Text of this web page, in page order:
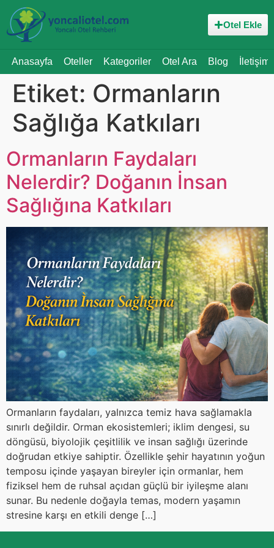
Otel Ekle
Anasayfa Oteller Kategoriler Otel Ara Blog İletişim
Etiket: Ormanların
Sağlığa Katkıları
Ormanların Faydaları
Nelerdir? Doğanın İnsan
Sağlığına Katkıları
Ormanların faydaları, yalnızca temiz hava sağlamakla
sınırlı değildir. Orman ekosistemleri; iklim dengesi, su
döngüsü, biyolojik çeşitlilik ve insan sağlığı üzerinde
doğrudan etkiye sahiptir. Özellikle şehir hayatının yoğun
temposu içinde yaşayan bireyler için ormanlar, hem
fiziksel hem de ruhsal açıdan güçlü bir iyileşme alanı
sunar. Bu nedenle doğayla temas, modern yaşamın
stresine karşı en etkili denge […]